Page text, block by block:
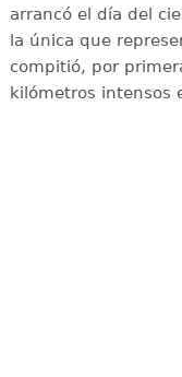
arrancó el día del
la única que
compitió, por
kilómetros intensos